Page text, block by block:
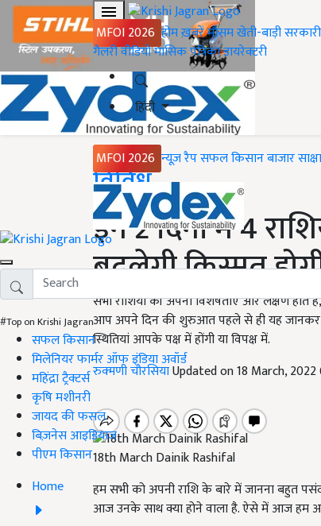
MFOI 2026 होमख़बरेंमौसमखेती-बाड़ी
गैलरीवीडियोमासिक पत्रिकाडायरेक्टरी
हिंदी
MFOI 2026 न्यूज़ रैपसफल किसानबाजार
#Top on Krishi Jagran
सफल किसान
मिलेनियर फार्मर ऑफ इंडिया अवॉर्ड
महिंद्रा ट्रैक्टर्स
कृषि मशीनरी
जायद की फसल
बिज़नेस आइडियाज
पीएम किसान
Home
Home
विविध
इन 2 दिनों में 4
बदलेगी क़िस्मत
सभी राशियों की अपनी विशेषताएं और लक्षण होते
आप अपने दिन की शुरुआत पहले से ही यह
स्थितियां आपके पक्ष में होंगी या विपक्ष में.
रुक्मणी चौरसियाUpdated on 18 March, 2022
18th March Dainik Rashifal
हम सभी को अपनी राशि के बारे में जानना बहुत
आज उनके साथ क्या होने वाला है. ऐसे में आज हम